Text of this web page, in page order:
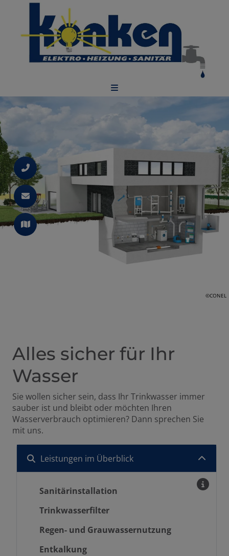
©CONEL
Alles sicher für Ihr
Wasser
Sie wollen sicher sein, dass Ihr Trinkwasser immer
sauber ist und bleibt oder möchten Ihren
Wasserverbrauch optimieren? Dann sprechen Sie
mit uns.
Leistungen im Überblick
Sanitärinstallation
Trinkwasserfilter
Regen- und Grauwassernutzung
Entkalkung
schließen
schließen
und schließen